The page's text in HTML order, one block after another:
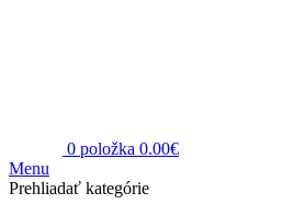
0 položka 0.00€
Menu
Prehliadať kategórie